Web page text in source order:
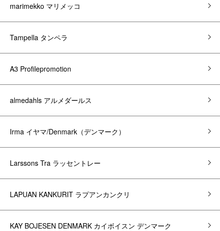
marimekko マリメッコ
Tampella タンペラ
A3 Profilepromotion
almedahls アルメダールス
Irma イヤマ/Denmark（デンマーク）
Larssons Tra ラッセントレー
LAPUAN KANKURIT ラプアンカンクリ
KAY BOJESEN DENMARK カイボイスン デンマーク